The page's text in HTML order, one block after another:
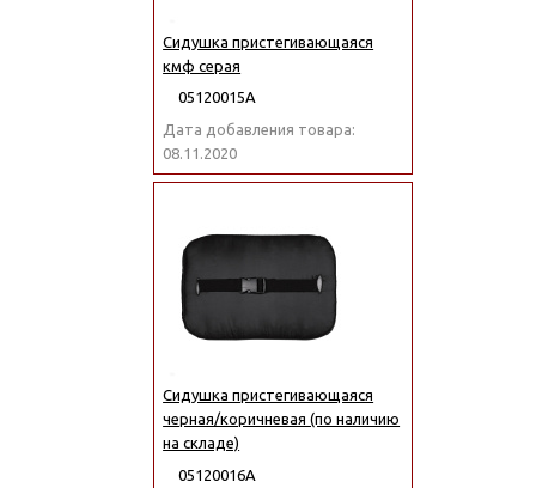
Сидушка пристегивающаяся
кмф серая
05120015А
Дата добавления товара:
08.11.2020
Сидушка пристегивающаяся
черная/коричневая (по наличию
на складе)
05120016А